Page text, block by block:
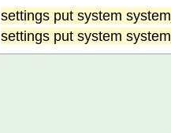
settings put system
settings put system